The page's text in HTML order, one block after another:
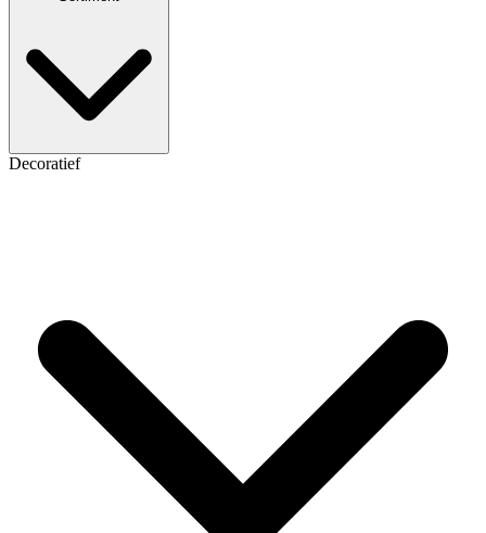
Decoratief